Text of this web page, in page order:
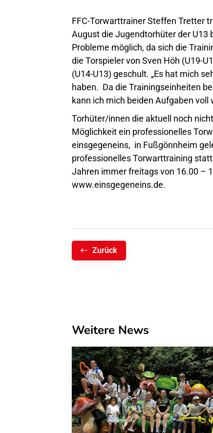
FFC-Torwarttrainer Steffen Tretter
August die Jugendtorhüter der U13
Probleme möglich, da sich die
die Torspieler von Sven Höh (U19-
(U14-U13) geschult. „Es hat mich
haben. Da die Trainingseinheiten
kann ich mich beiden Aufgaben voll
Torhüter/innen die aktuell noch
Möglichkeit ein professionelles
einsgegeneins, in Fußgönnheim
professionelles Torwarttraining
Jahren immer freitags von 16.00 –
www.einsgegeneins.de.
Zurück
Weitere News